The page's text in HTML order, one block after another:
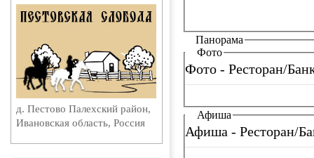
Панорама
Фото
Фото - Ресторан/
Афиша
Афиша - Ресторан/
д. Пестово Палехский район,
Ивановская область, Россия